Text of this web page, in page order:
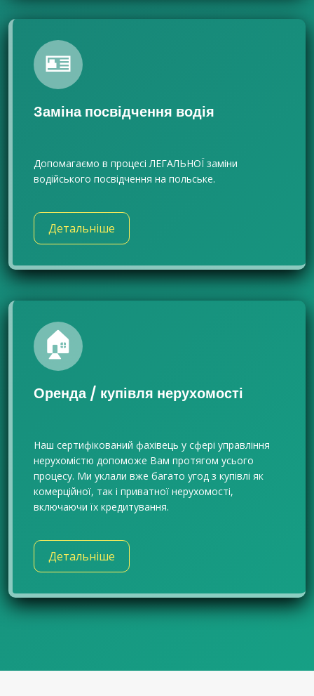
🪪
Заміна посвідчення водія
Допомагаємо в процесі ЛЕГАЛЬНОЇ заміни
водійського посвідчення на польське.
Детальніше
🏠
Оренда / купівля нерухомості
Наш сертифікований фахівець у сфері управління
нерухомістю допоможе Вам протягом усього
процесу. Ми уклали вже багато угод з купівлі як
комерційної, так і приватної нерухомості,
включаючи їх кредитування.
Детальніше